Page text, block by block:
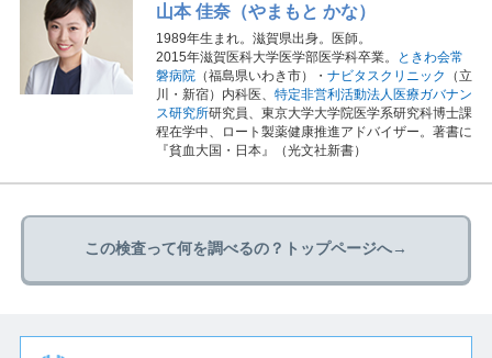
山本 佳奈（やまもと かな）
1989年生まれ。滋賀県出身。医師。
2015年滋賀医科大学医学部医学科卒業。
ときわ会常
磐病院（福島県いわき市）・ ナビタスクリニック
（立
川・新宿）内科医、 特定非営利活動法人医療ガバナン
ス研究所研究員、東京大学大学院医学系研究科博士課
程在学中、ロート製薬健康推進アドバイザー。著書に
『貧血大国・日本』（光文社新書）
この検査って何を調べるの？トップページへ→